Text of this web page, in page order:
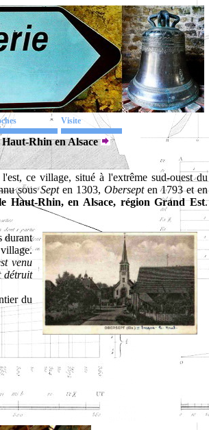
Visite
Rhin en Alsace
ce village, situé à l'extrême sud-ouest du
sousSepten 1303, Obersepten 1793 et en
Haut-Rhin, en Alsace, région Grand Est.
durant
venu
détruit
du